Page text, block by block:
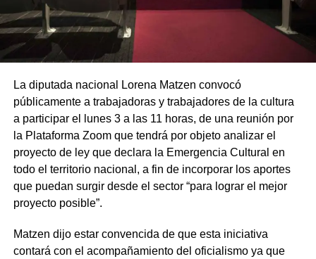
La diputada nacional Lorena Matzen convocó
públicamente a trabajadoras y trabajadores de la cultura
a participar el lunes 3 a las 11 horas, de una reunión por
la Plataforma Zoom que tendrá por objeto analizar el
proyecto de ley que declara la Emergencia Cultural en
todo el territorio nacional, a fin de incorporar los aportes
que puedan surgir desde el sector “para lograr el mejor
proyecto posible”.
Matzen dijo estar convencida de que esta iniciativa
contará con el acompañamiento del oficialismo ya que